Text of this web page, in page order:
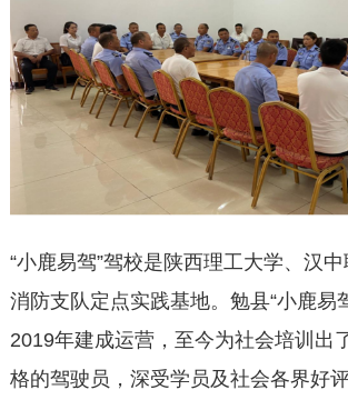
“小鹿易驾”驾校是陕西理工大学、汉中
消防支队定点实践基地。勉县“小鹿易
2019年建成运营，至今为社会培训出
格的驾驶员，深受学员及社会各界好